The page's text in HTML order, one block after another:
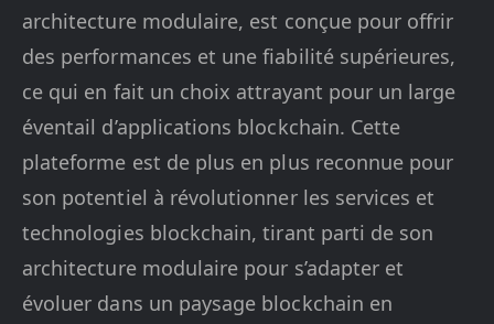
architecture modulaire, est conçue pour offrir
des performances et une fiabilité supérieures,
ce qui en fait un choix attrayant pour un large
éventail d’applications blockchain. Cette
plateforme est de plus en plus reconnue pour
son potentiel à révolutionner les services et
technologies blockchain, tirant parti de son
architecture modulaire pour s’adapter et
évoluer dans un paysage blockchain en